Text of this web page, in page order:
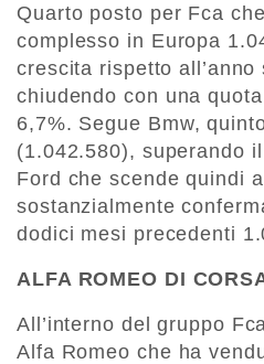
Quarto posto per Fca
complesso in Europa
crescita rispetto
chiudendo con una
6,7%. Segue Bmw,
(1.042.580), superando
Ford che scende quindi
sostanzialmente
dodici mesi precedenti
ALFA ROMEO DI
All’interno del gruppo
Alfa Romeo che ha